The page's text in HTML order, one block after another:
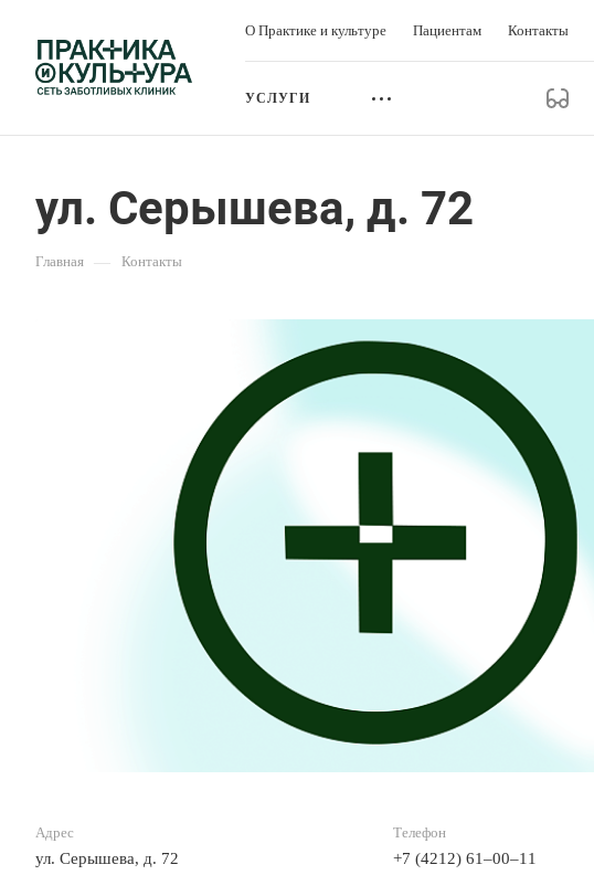
О Практике и культуре Пациентам Контакты
УСЛУГИ
ул. Серышева, д. 72
Главная — Контакты
Адрес
ул. Серышева, д. 72
Телефон
+7 (4212) 61‒00‒11